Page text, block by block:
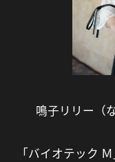
鳴子リリー（
「バイオテック